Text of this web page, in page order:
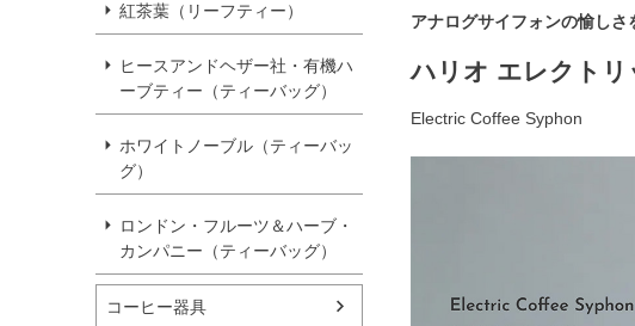
紅茶葉（リーフティー）
ヒースアンドヘザー社・有機ハ
ーブティー（ティーバッグ）
ホワイトノーブル（ティーバッ
グ）
ロンドン・フルーツ＆ハーブ・
カンパニー（ティーバッグ）
コーヒー器具
アナログサイフォンの愉しさ
ハリオ エレクト
Electric Coffee Syphon